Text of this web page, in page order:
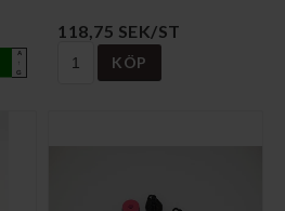
A
↑
G
118,75 SEK/ST
KÖP